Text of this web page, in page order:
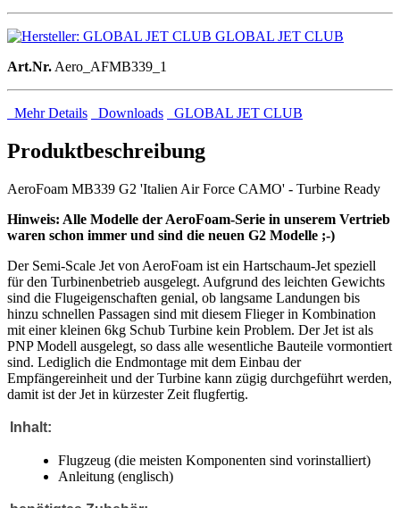
GLOBAL JET CLUB
Art.Nr. Aero_AFMB339_1
Mehr Details Downloads GLOBAL JET CLUB
Produktbeschreibung
AeroFoam MB339 G2 'Italien Air Force CAMO' - Turbine Ready
Hinweis: Alle Modelle der AeroFoam-Serie in unserem Vertrieb
waren schon immer und sind die neuen G2 Modelle ;-)
Der Semi-Scale Jet von AeroFoam ist ein Hartschaum-Jet speziell
für den Turbinenbetrieb ausgelegt. Aufgrund des leichten Gewichts
sind die Flugeigenschaften genial, ob langsame Landungen bis
hinzu schnellen Passagen sind mit diesem Flieger in Kombination
mit einer kleinen 6kg Schub Turbine kein Problem. Der Jet ist als
PNP Modell ausgelegt, so dass alle wesentliche Bauteile vormontiert
sind. Lediglich die Endmontage mit dem Einbau der
Empfängereinheit und der Turbine kann zügig durchgeführt werden,
damit ist der Jet in kürzester Zeit flugfertig.
Inhalt:
Flugzeug (die meisten Komponenten sind vorinstalliert)
Anleitung (englisch)